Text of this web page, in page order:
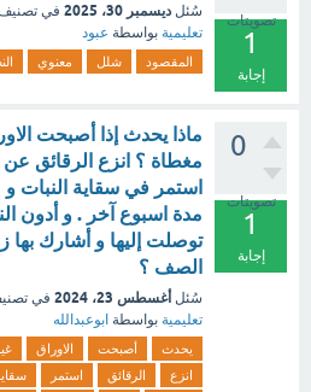
تصويتات
1
إجابة
سُئل ديسمبر 30، 2025 في
تعليمية بواسطة عبود
المقصود شلل معنوي
0
تصويتات
1
إجابة
ماذا يحدث إذا أصبحت
مغطاة ؟ انزع الرقائق عن
استمر في سقاية النبات و
مدة اسبوع آخر . و أدون
توصلت إليها و أشارك بها
الصف ؟
سُئل أغسطس 23، 2024 في
تعليمية بواسطة ابوعبدالله
يحدث أصبحت الاوراق
انزع
الرقائق استمر